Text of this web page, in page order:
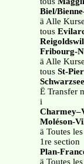
Biel/
ä Alle
tous
Fribourg-
ä Alle
tous St-
Ë Transfer
i
Moléson-
ä Toutes
1re section
Plan-
ä Toutes